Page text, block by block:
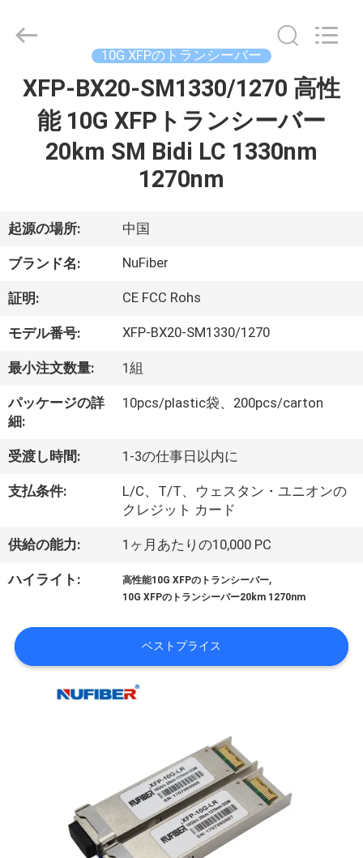
家
ク
ト
私
達
に
つ
い
て
工
場
行
Copyright
Shenzhen
Fivision
Technology
10G XFPのトランシーバー
XFP-BX20-SM1330/1270 高性
能 10G XFPトランシーバー
20km SM Bidi LC 1330nm
1270nm
起源の場所: 中国
ブランド名: NuFiber
証明: CE FCC Rohs
モデル番号: XFP-BX20-SM1330/1270
最小注文数量: 1組
パッケージの詳
細:
10pcs/plastic袋、200pcs/carton
受渡し時間: 1-3の仕事日以内に
支払条件:
L/C、T/T、ウェスタン・ユニオンの
クレジット カード
供給の能力: 1ヶ月あたりの10,000 PC
ハイライト: 高性能10G XFPのトランシーバー,
10G XFPのトランシーバー20km 1270nm
ベストプライス